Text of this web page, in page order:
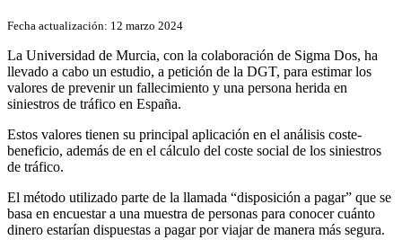
Fecha actualización: 12 marzo 2024
La Universidad de Murcia, con la colaboración de Sigma Dos, ha
llevado a cabo un estudio, a petición de la DGT, para estimar los
valores de prevenir un fallecimiento y una persona herida en
siniestros de tráfico en España.
Estos valores tienen su principal aplicación en el análisis coste-
beneficio, además de en el cálculo del coste social de los siniestros
de tráfico.
El método utilizado parte de la llamada “disposición a pagar” que se
basa en encuestar a una muestra de personas para conocer cuánto
dinero estarían dispuestas a pagar por viajar de manera más segura.